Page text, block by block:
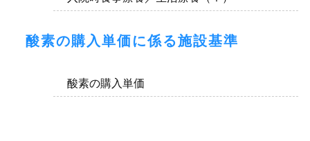
酸素の購入単価に係る施設基準
酸素の購入単価